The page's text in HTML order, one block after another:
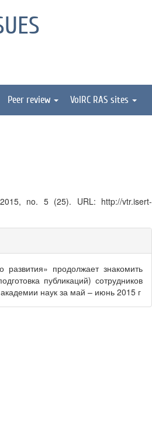
Peer review VolRC RAS sites
no. 5 (25). URL: http://vtr.isert-
развития» продолжает знакомить
публикаций) сотрудников
наук за май – июнь 2015 г